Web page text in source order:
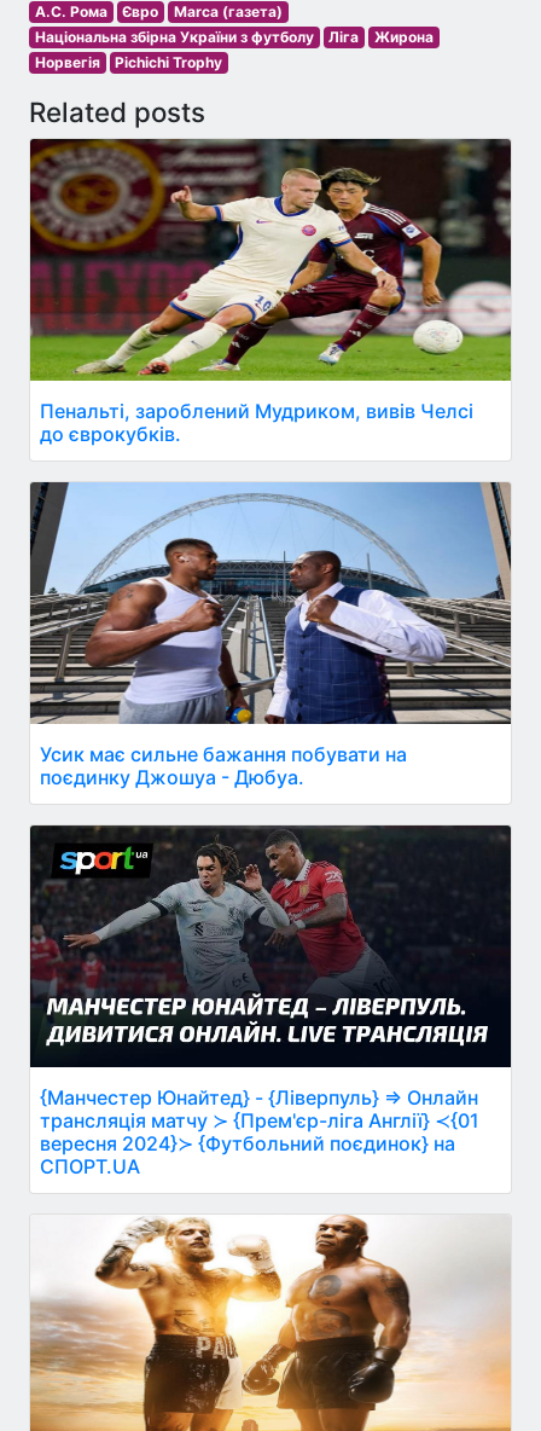
А.С. Рома Євро
Marca (газета)
Національна збірна України з футболу
Ліга
Жирона
Норвегія
Pichichi Trophy
Related posts
Пенальті, зароблений Мудриком, вивів Челсі
до єврокубків.
Усик має сильне бажання побувати на
поєдинку Джошуа - Дюбуа.
{Манчестер Юнайтед} - {Ліверпуль} ⇒ Онлайн
трансляція матчу ≻ {Прем'єр-ліга Англії} ≺{01
вересня 2024}≻ {Футбольний поєдинок} на
СПОРТ.UA